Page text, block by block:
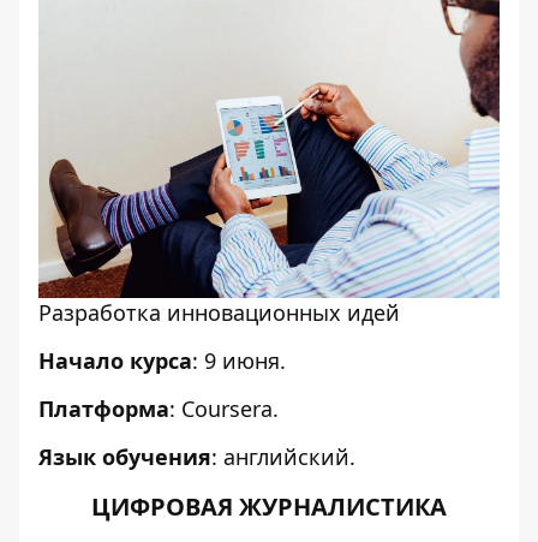
Разработка инновационных идей
Начало курса: 9 июня.
Платформа: Сoursera.
Язык обучения: английский.
ЦИФРОВАЯ ЖУРНАЛИСТИКА